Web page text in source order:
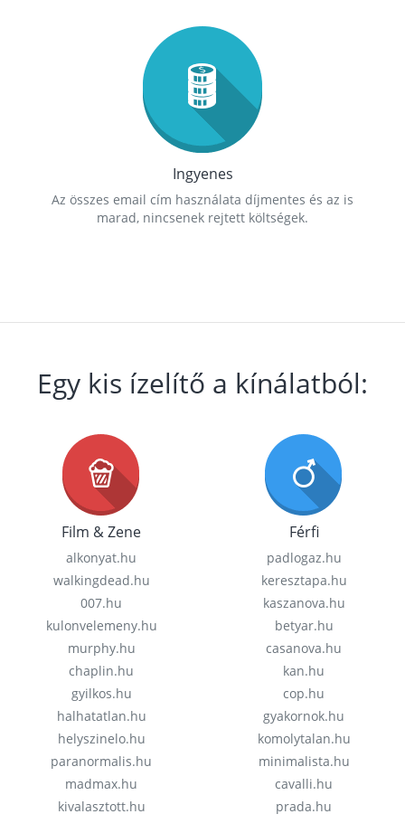
Ingyenes
Az összes email cím használata díjmentes és az is
marad, nincsenek rejtett költségek.
Egy kis ízelítő a kínálatból:
Film & Zene
alkonyat.hu
walkingdead.hu
007.hu
kulonvelemeny.hu
murphy.hu
chaplin.hu
gyilkos.hu
halhatatlan.hu
helyszinelo.hu
paranormalis.hu
madmax.hu
kivalasztott.hu
Férfi
padlogaz.hu
keresztapa.hu
kaszanova.hu
betyar.hu
casanova.hu
kan.hu
cop.hu
gyakornok.hu
komolytalan.hu
minimalista.hu
cavalli.hu
prada.hu